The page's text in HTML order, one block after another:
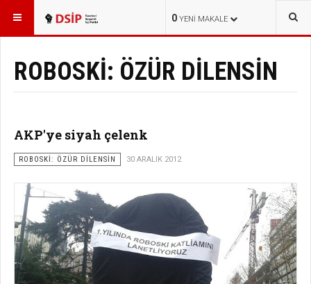
0 YENI MAKALE
BURADASINIZ: KAMPANYALAR GEÇMİŞ KAMPANYALAR
ROBOSKİ: ÖZÜR DİLENSİN
AKP'ye siyah çelenk
ROBOSKİ: ÖZÜR DİLENSİN 30 ARALIK 2012